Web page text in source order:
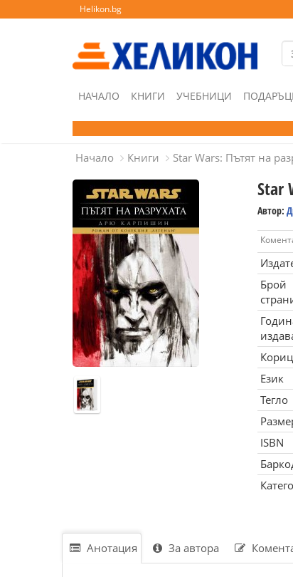
Helikon.bg
НАЧАЛО КНИГИ УЧЕБНИЦИ
Начало Книги Star Wars: Пътят на
Star
Автор:
Брой
Език
Тегло
ISBN
Анотация За автора